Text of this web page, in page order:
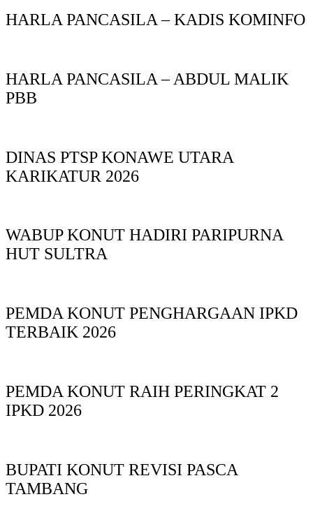
HARLA PANCASILA – KADIS KOMINFO
HARLA PANCASILA – ABDUL MALIK
PBB
DINAS PTSP KONAWE UTARA
KARIKATUR 2026
WABUP KONUT HADIRI PARIPURNA
HUT SULTRA
PEMDA KONUT PENGHARGAAN IPKD
TERBAIK 2026
PEMDA KONUT RAIH PERINGKAT 2
IPKD 2026
BUPATI KONUT REVISI PASCA
TAMBANG